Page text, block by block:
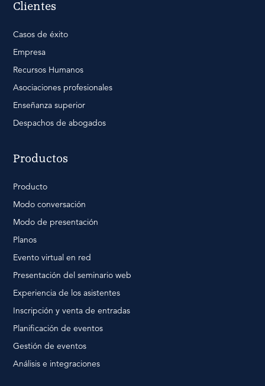
Clientes
Casos de éxito
Empresa
Recursos Humanos
Asociaciones profesionales
Enseñanza superior
Despachos de abogados
Productos
Producto
Modo conversación
Modo de presentación
Planos
Evento virtual en red
Presentación del seminario web
Experiencia de los asistentes
Inscripción y venta de entradas
Planificación de eventos
Gestión de eventos
Análisis e integraciones